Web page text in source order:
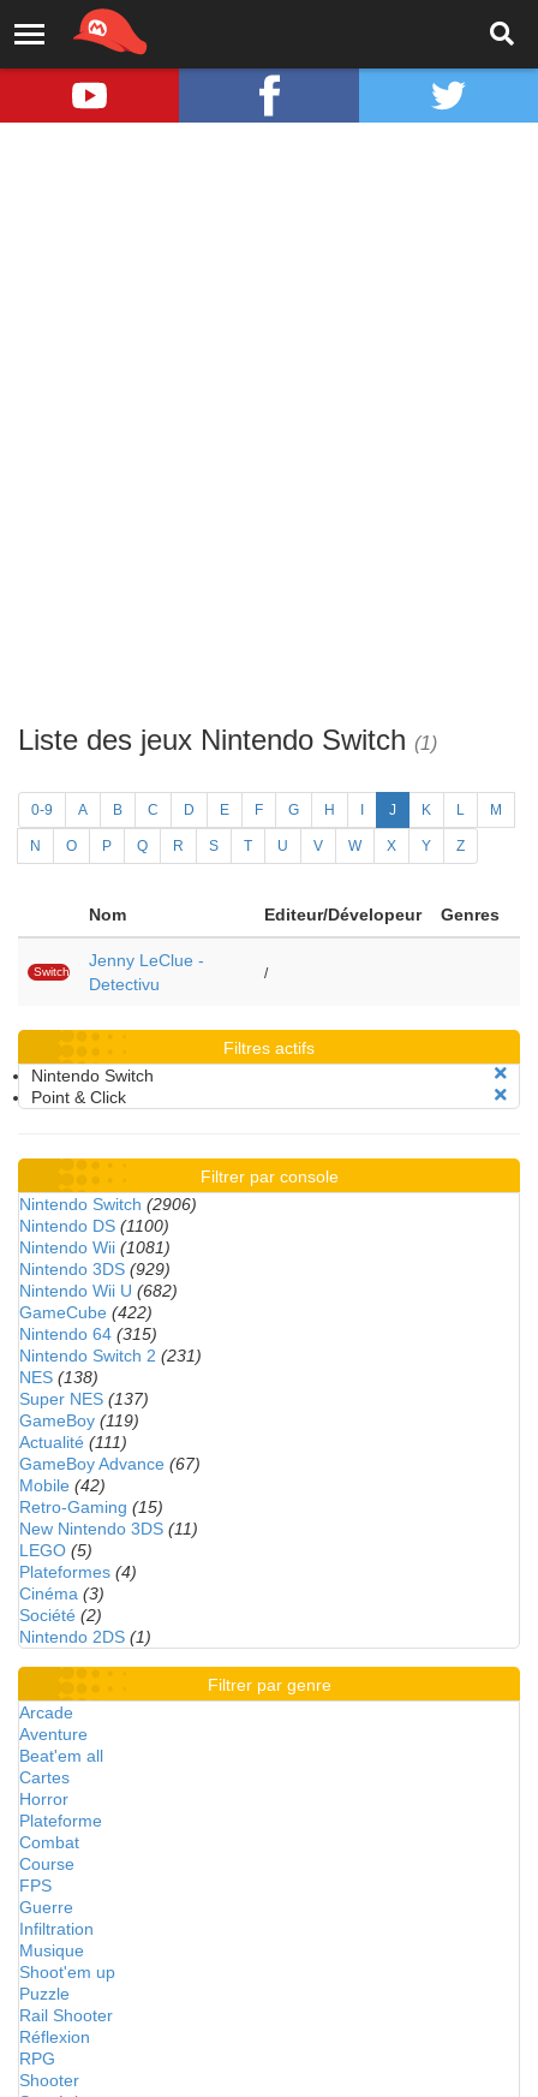
Liste des jeux Nintendo Switch (1)
0-9 A B C D E F G H J K L M
N O P Q R S T U V W X Y Z
Nom Editeur/Dévelopeur Genres
Switch
Jenny LeClue -
Detectivu
/
Filtres actifs
Nintendo Switch
Point & Click
Filtrer par console
Nintendo Switch (2906)
Nintendo DS (1100)
Nintendo Wii (1081)
Nintendo 3DS (929)
Nintendo Wii U (682)
GameCube (422)
Nintendo 64 (315)
Nintendo Switch 2 (231)
NES (138)
Super NES (137)
GameBoy (119)
Actualité (111)
GameBoy Advance (67)
Mobile (42)
Retro-Gaming (15)
New Nintendo 3DS (11)
LEGO (5)
Plateformes (4)
Cinéma (3)
Société (2)
Nintendo 2DS (1)
Filtrer par genre
Arcade
Aventure
Beat'em all
Cartes
Horror
Plateforme
Combat
Course
FPS
Guerre
Infiltration
Musique
Shoot'em up
Puzzle
Rail Shooter
Réflexion
RPG
Shooter